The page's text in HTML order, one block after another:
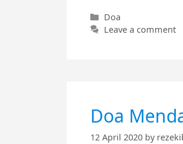
Categories
Doa
Leave a comment
Doa
12 April 2020 by